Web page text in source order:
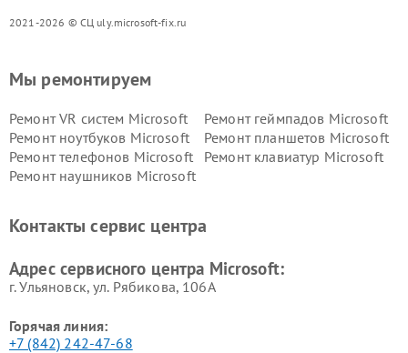
2021-2026 © СЦ uly.microsoft-fix.ru
Мы ремонтируем
Ремонт VR систем Microsoft
Ремонт геймпадов Microsoft
Ремонт ноутбуков Microsoft
Ремонт планшетов Microsoft
Ремонт телефонов Microsoft
Ремонт клавиатур Microsoft
Ремонт наушников Microsoft
Контакты сервис центра
Адрес сервисного центра Microsoft:
г. Ульяновск, ул. Рябикова, 106А
Горячая линия:
+7 (842) 242-47-68